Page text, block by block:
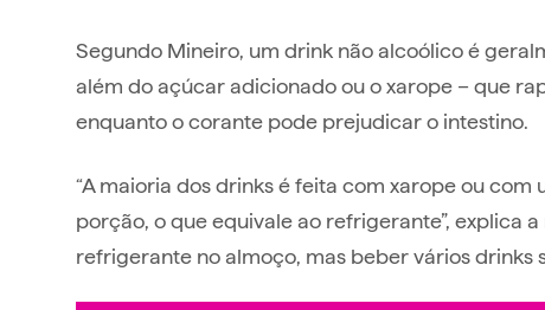
Segundo Mineiro, um drink não alcoólico é
além do açúcar adicionado ou o xarope – que
enquanto o corante pode prejudicar o intestino.
“A maioria dos drinks é feita com xarope ou
porção, o que equivale ao refrigerante”, explica
refrigerante no almoço, mas beber vários drinks